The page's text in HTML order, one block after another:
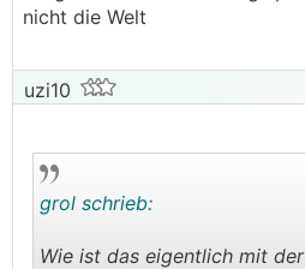
nicht die Welt
uzi10
grol schrieb:
Wie ist das eigentlich mit